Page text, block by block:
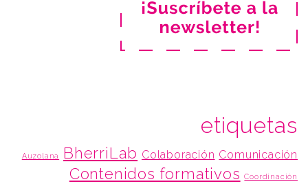
etiquetas
Auzolana BherriLab Colaboración Comunicación
Contenidos formativos Coordinación